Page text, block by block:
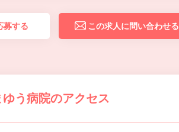
募する この求人に問い合わせる
う病院のアクセス